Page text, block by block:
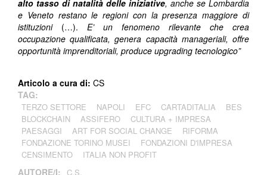
alto tasso di natalità delle iniziative, anche se Lombardia
e Veneto restano le regioni con la presenza maggiore di
istituzioni(…). E’ un fenomeno rilevante che crea
occupazione qualificata, genera capacità manageriali, offre
opportunità imprenditoriali, produce upgrading tecnologico”
Articolo a cura di: CS
TAG:
TERZO SETTORE NAPOLI EFC CARTADITALIA
BES
BLOCKCHAIN
ASSIFERO
CULTURA + IMPRESA
PAESAGGI
ART FOR SOCIAL CHANGE
RIFORMA
FONDAZIONE TORINO MUSEI
FONDAZIONI D'IMPRESA
CENSIMENTO
ITALIA NON PROFIT
AUTORE/I: C.S.